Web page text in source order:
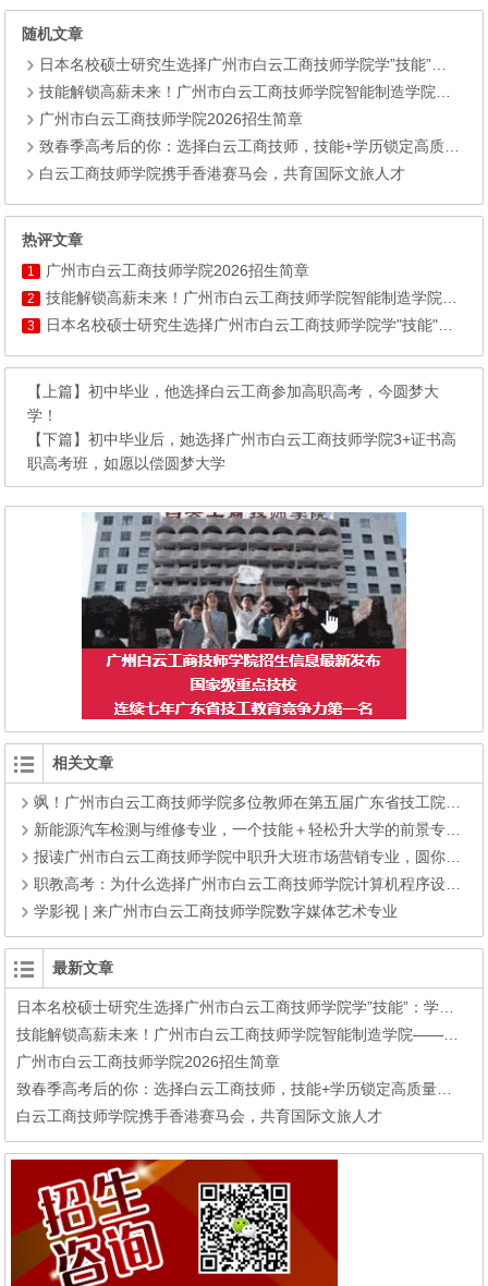
随机文章
日本名校硕士研究生选择广州市白云工商技师学院学”技能”：学历不再稀缺，手艺成了他最硬的底气!
技能解锁高薪未来！广州市白云工商技师学院智能制造学院——升学+就业双赛道，助你圆梦大学+高薪就业
广州市白云工商技师学院2026招生简章
致春季高考后的你：选择白云工商技师，技能+学历锁定高质量就业！
白云工商技师学院携手香港赛马会，共育国际文旅人才
热评文章
1 广州市白云工商技师学院2026招生简章
2 技能解锁高薪未来！广州市白云工商技师学院智能制造学院——升学+就业双赛道，助你圆梦大学+高薪就业
3 日本名校硕士研究生选择广州市白云工商技师学院学"技能"：学历不再稀缺，手艺成了他最硬的底气!
【上篇】初中毕业，他选择白云工商参加高职高考，今圆梦大
学！
【下篇】初中毕业后，她选择广州市白云工商技师学院3+证书高
职高考班，如愿以偿圆梦大学
相关文章
飒！广州市白云工商技师学院多位教师在第五届广东省技工院校微课大赛实力霸榜！
新能源汽车检测与维修专业，一个技能＋轻松升大学的前景专业！
报读广州市白云工商技师学院中职升大班市场营销专业，圆你大学梦！
职教高考：为什么选择广州市白云工商技师学院计算机程序设计专业
学影视 | 来广州市白云工商技师学院数字媒体艺术专业
最新文章
广州市白云工商技师学院2026招生简章
白云工商技师学院携手香港赛马会，共育国际文旅人才